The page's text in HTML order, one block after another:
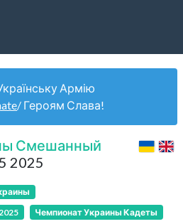
Армію
/ Героям Слава!
Смешанный
2025
Чемпионат Украины Кадеты